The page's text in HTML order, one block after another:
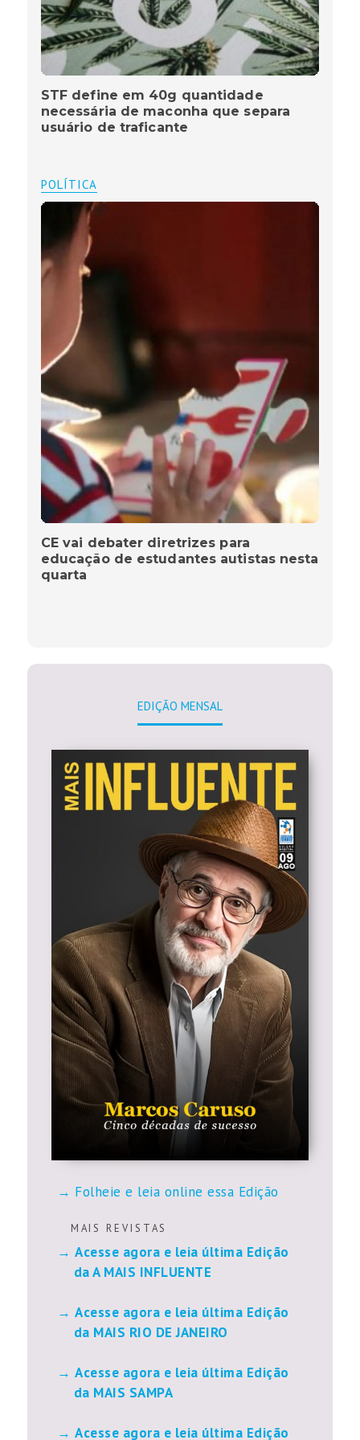
STF define em 40g quantidade
necessária de maconha que separa
usuário de traficante
POLÍTICA
CE vai debater diretrizes para
educação de estudantes autistas nesta
quarta
EDIÇÃO MENSAL
Folheie e leia online essa Edição
M A I S R E V I S T A S
Acesse agora e leia última Edição
da A MAIS INFLUENTE
Acesse agora e leia última Edição
da MAIS RIO DE JANEIRO
Acesse agora e leia última Edição
da MAIS SAMPA
Acesse agora e leia última Edição